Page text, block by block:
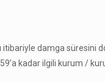
itibariyle damga süresini
kadar ilgili kurum /